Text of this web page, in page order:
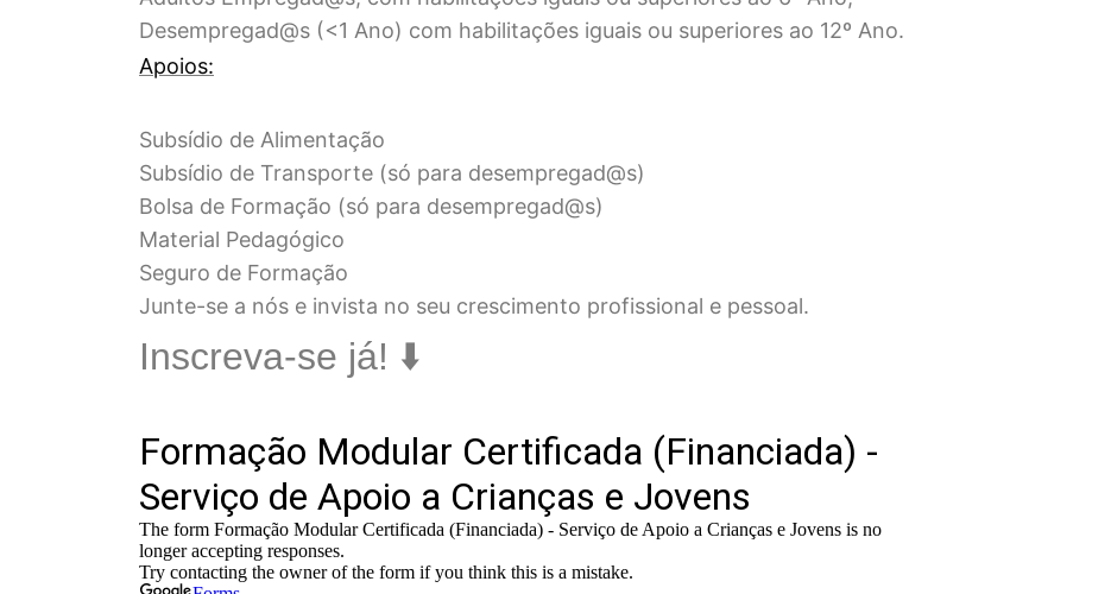
Desempregad@s (<1 Ano) com habilitações iguais ou superiores ao 12º Ano.
Apoios:
Subsídio de Alimentação
Subsídio de Transporte (só para desempregad@s)
Bolsa de Formação (só para desempregad@s)
Material Pedagógico
Seguro de Formação
Junte-se a nós e invista no seu crescimento profissional e pessoal.
Inscreva-se já! ⬇️